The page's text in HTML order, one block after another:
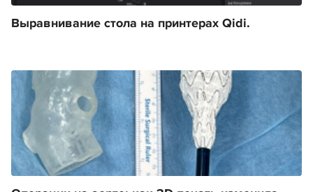
Выравнивание стола на принтерах Qidi.